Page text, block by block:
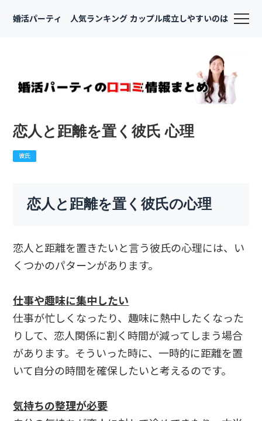
婚活パーティ 人気ランキング カップル成立しやすいのは
恋人と距離を置く彼氏 心理
彼氏
恋人と距離を置く彼氏の心理
恋人と距離を置きたいと言う彼氏の心理には、い
くつかのパターンがあります。
仕事や趣味に集中したい
仕事が忙しくなったり、趣味に熱中したくなった
りして、恋人関係に割く時間が減ってしまう場合
があります。そういった時に、一時的に距離を置
いて自分の時間を確保したいと考えるのです。
気持ちの整理が必要